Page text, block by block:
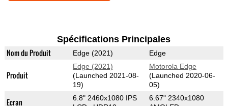
Spécifications Principales
Nom du Produit Edge (2021) Edge
Produit
Edge (2021)
(Launched 2021-08-
19)
Motorola Edge
(Launched 2020-06-
05)
Ecran
6.8" 2460x1080 IPS
6.67" 2340x1080